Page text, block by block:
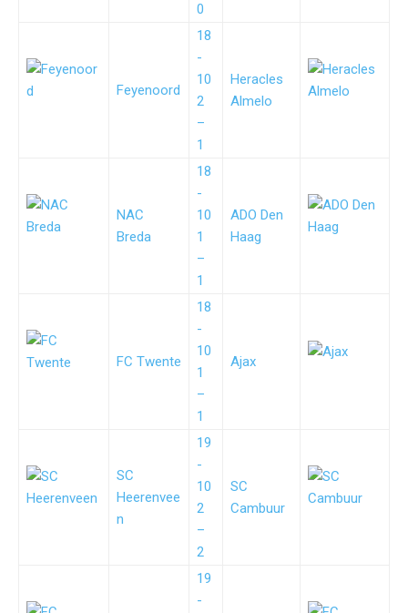
0
Feyenoord
18
-
10
2
–
1
Heracles
Almelo
NAC
Breda
18
-
10
1
–
1
ADO Den
Haag
FC Twente
18
-
10
1
–
1
Ajax
SC
Heerenvee
n
19
-
10
2
–
2
SC
Cambuur
19
-